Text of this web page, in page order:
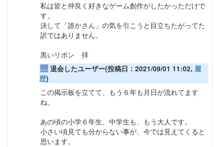
私は皆と仲良く好きなゲーム創作がしたかっただけで
す。
決して「誰かさん」の気を引こうと目立ちたがってた
訳ではありません。
黒いリボン 拝
退会したユーザー(投稿日：2021/09/01 11:02, 履
歴)
この掲示板を立てて、もう６年も月日が流れてます
ね。
あの頃の小学６年生、中学生も、もう大人です。
小さい頃見ても分からない事が、今では見えてくると
思います。